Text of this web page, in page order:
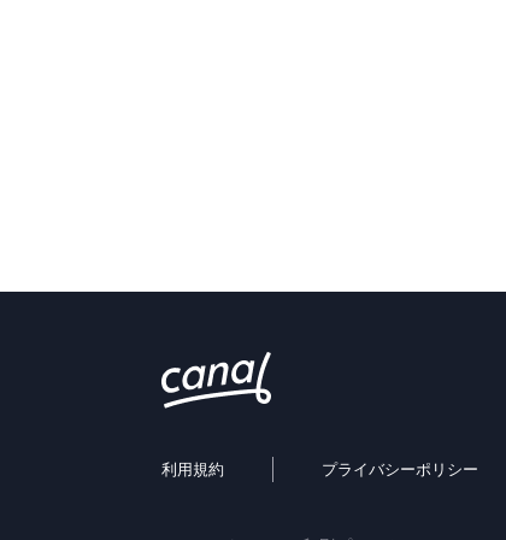
利用規約 プライバシーポリシー